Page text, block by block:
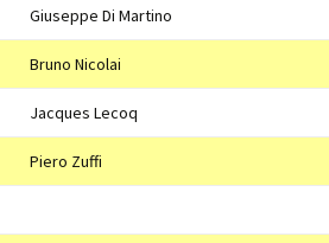
Giuseppe Di Martino
Bruno Nicolai
Jacques Lecoq
Piero Zuffi